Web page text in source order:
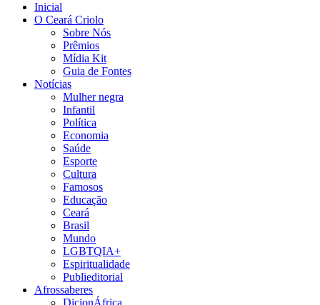
Inicial
O Ceará Criolo
Sobre Nós
Prêmios
Mídia Kit
Guia de Fontes
Notícias
Mulher negra
Infantil
Política
Economia
Saúde
Esporte
Cultura
Famosos
Educação
Ceará
Brasil
Mundo
LGBTQIA+
Espiritualidade
Publieditorial
Afrossaberes
DicionÁfrica